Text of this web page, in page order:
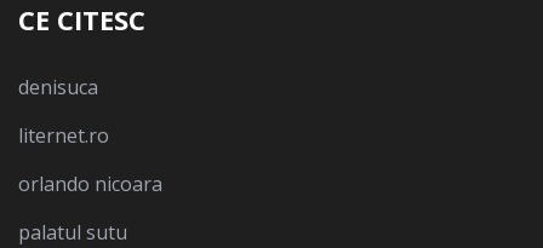
CE CITESC
denisuca
liternet.ro
orlando nicoara
palatul sutu